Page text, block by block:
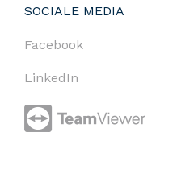
SOCIALE MEDIA
Facebook
LinkedIn